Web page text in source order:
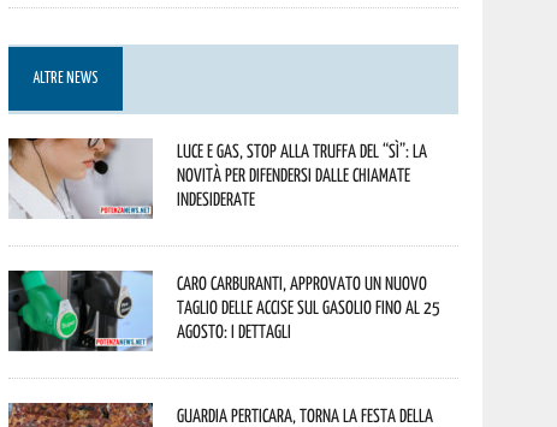
ALTRE NEWS
Luce e gas, stop alla truffa del “Sì”: la
novità per difendersi dalle chiamate
indesiderate
Caro carburanti, approvato un nuovo
taglio delle accise sul gasolio fino al 25
agosto: i dettagli
Guardia Perticara, torna la Festa della